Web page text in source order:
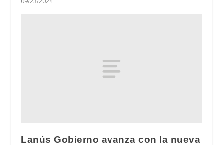
Lanús Gobierno avanza con la nueva